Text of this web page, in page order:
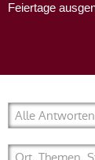
Feiertage